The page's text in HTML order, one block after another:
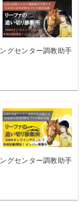
グセンター調教助手
グセンター調教助手